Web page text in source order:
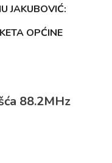
JAKUBOVIĆ:
OPĆINE
88.2MHz